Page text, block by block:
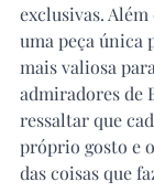
exclusivas.
uma peça única
mais valiosa
admiradores de
ressaltar que
próprio gosto e
das coisas que